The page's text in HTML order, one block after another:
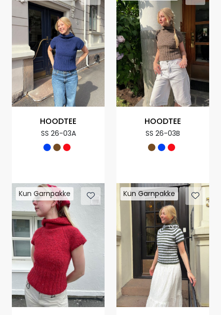
HOODTEE
SS 26-03A
HOODTEE
SS 26-03B
Kun Garnpakke Kun Garnpakke